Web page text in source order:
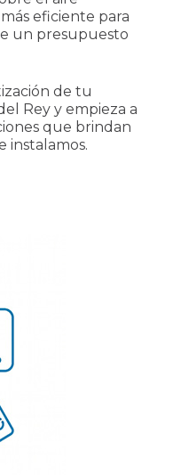
eficiente para
un presupuesto
de tu
Rey y empieza a
que brindan
instalamos.